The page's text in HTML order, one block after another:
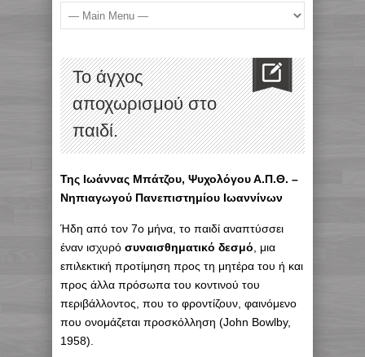
Το άγχος
αποχωρισμού στο
παιδί.
Της Ιωάννας Μπάτζου, Ψυχολόγου Α.Π.Θ. –
Νηπιαγωγού Πανεπιστημίου Ιωαννίνων
Ήδη από τον 7ο μήνα, το παιδί αναπτύσσει
έναν ισχυρό συναισθηματικό δεσμό , μια
επιλεκτική προτίμηση προς τη μητέρα του ή και
προς άλλα πρόσωπα του κοντινού του
περιβάλλοντος, που το φροντίζουν, φαινόμενο
που ονομάζεται προσκόλληση (John Bowlby,
1958).